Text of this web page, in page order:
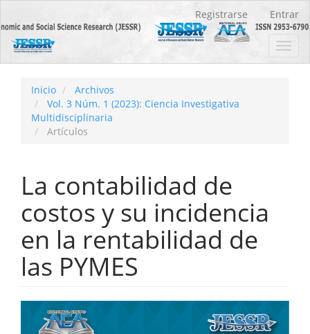
principal
Contenido
principal
Barra
Registrarse Entrar
Inicio
Archivos
Vol. 3 Núm. 1 (2023): Ciencia Investigativa
Multidisciplinaria
Artículos
La contabilidad de
costos y su incidencia
en la rentabilidad de
las PYMES